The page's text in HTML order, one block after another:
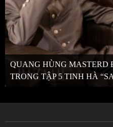
QUANG HÙNG
TRONG TẬP 5 TINH HÀ